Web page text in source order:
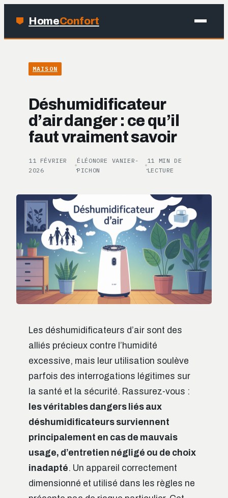
HomeConfort
JARDINAGE
DÉCO
MAISON
Déshumidificateur
d’air danger : ce qu’il
faut vraiment savoir
11 FÉVRIER
2026
·
ÉLÉONORE VANIER-
PICHON
·
11 MIN DE
LECTURE
Les déshumidificateurs d’air sont des
alliés précieux contre l’humidité
excessive, mais leur utilisation soulève
parfois des interrogations légitimes sur
la santé et la sécurité. Rassurez-vous :
les véritables dangers liés aux
déshumidificateurs surviennent
principalement en cas de mauvais
usage, d’entretien négligé ou de choix
inadapté. Un appareil correctement
dimensionné et utilisé dans les règles ne